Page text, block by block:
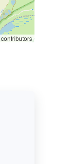
contributors